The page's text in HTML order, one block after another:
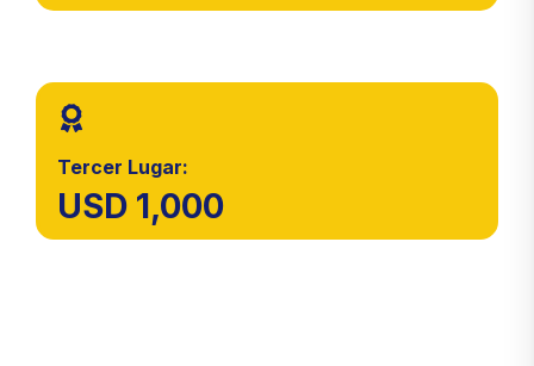
Tercer Lugar:
USD 1,000